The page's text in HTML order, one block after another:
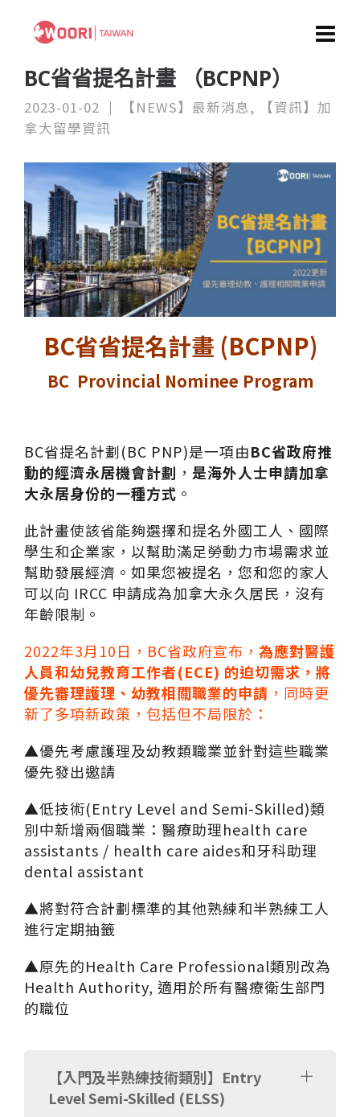
BC省省提名計畫 （BCPNP）
2023-01-02 【NEWS】最新消息,
【資訊】加
拿大留學資訊
BC省省提名計畫 (BCPNP)
BC Provincial Nominee Program
BC省提名計劃(BC PNP)是一項由BC省政府推
動的經濟永居機會計劃 ， 是海外人士申請加拿
大永居身份的一種方式 。
此計畫使該省能夠選擇和提名外國工人、國際
學生和企業家，以幫助滿足勞動力市場需求並
幫助發展經濟。如果您被提名，您和您的家人
可以向 IRCC 申請成為加拿大永久居民，沒有
年齡限制。
2022年3月10日，BC省政府宣布， 為應對醫護
人員和幼兒教育工作者(ECE) 的迫切需求，將
優先審理護理、幼教相關職業的申請 ，同時更
新了多項新政策，包括但不局限於：
▲優先考慮護理及幼教類職業並針對這些職業
優先發出邀請
▲低技術(Entry Level and Semi-Skilled)類
別中新增兩個職業：醫療助理health care
assistants / health care aides和牙科助理
dental assistant
▲將對符合計劃標準的其他熟練和半熟練工人
進行定期抽籤
▲原先的Health Care Professional類別改為
Health Authority, 適用於所有醫療衛生部門
的職位
【入門及半熟練技術類別】Entry
Level Semi-Skilled (ELSS)